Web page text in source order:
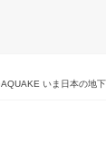
いま日本の地